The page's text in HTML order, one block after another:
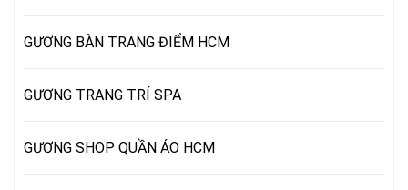
GƯƠNG BÀN TRANG ĐIỂM HCM
GƯƠNG TRANG TRÍ SPA
GƯƠNG SHOP QUẦN ÁO HCM